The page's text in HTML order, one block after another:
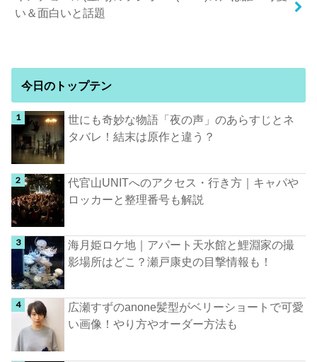
い＆面白いと話題
今日のトップテン
世にも奇妙な物語「夜の声」のあらすじとネ
タバレ！結末は原作と違う？
代官山UNITへのアクセス・行き方｜キャパや
ロッカーと整理番号も解説
海月姫ロケ地｜アパート天水館と鯉淵家の撮
影場所はどこ？瀬戸康史の目撃情報も！
広瀬すずのanone髪型がベリーショートで可愛
い画像！やり方やオーダー方法も